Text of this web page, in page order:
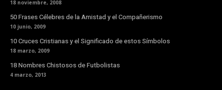
18 noviembre, 2008
50 Frases Célebres de la Amistad y el Compañerismo
10 junio, 2009
10 Cruces Cristianas y el Significado de estos Símbolos
18 marzo, 2009
18 Nombres Chistosos de Futbolistas
4 marzo, 2013